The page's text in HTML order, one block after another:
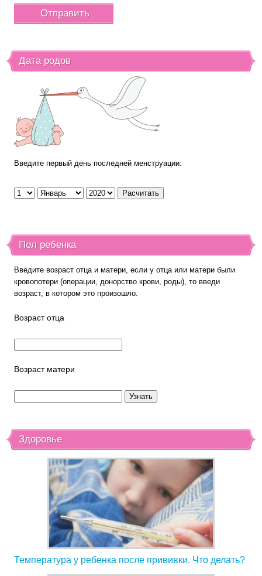
Дата родов
Введите первый день последней менструации:
Пол ребенка
Введите возраст отца и матери, если у отца или матери были
кровопотери (операции, донорство крови, роды), то введи
возраст, в котором это произошло.
Возраст отца
Возраст матери
Здоровье
Температура у ребенка после прививки. Что делать?